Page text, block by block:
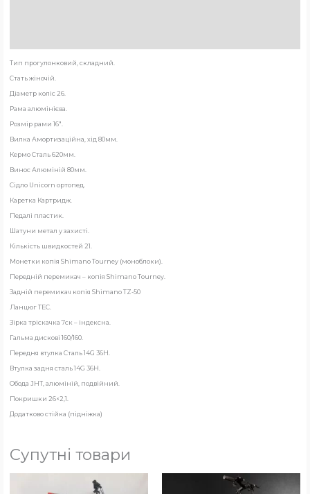
Тип прогулянковий, складний.
Стать жіночій.
Діаметр коліс 26.
Рама алюмінієва.
Розмір рами 16″.
Вилка Амортизаційна, хід 80мм.
Кермо Сталь 620мм.
Винос Алюміній 80мм.
Сідло Unicorn ортопед.
Каретка Картридж.
Педалі пластик.
Шатуни метал у захисті.
Кількість швидкостей 21.
Монетки копія Shimano Tourney (моноблоки).
Передній перемикач – копія Shimano Tourney.
Задній перемикач копія Shimano TZ-50
Ланцюг ТЕС.
Зірка тріскачка 7ск – індексна.
Гальма дискові 160/160.
Передня втулка Сталь 14G 36H.
Втулка задня сталь 14G 36H.
Обода JHT, алюміній, подвійний.
Покришки 26×2,1.
Додатково стійка (підніжка)
Супутні товари